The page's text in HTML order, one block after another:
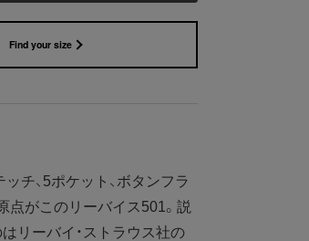
Find your size
チ、5ポケット、ボタンフラ
点がこのリーバイス501。説
リーバイ・ストラウス社の